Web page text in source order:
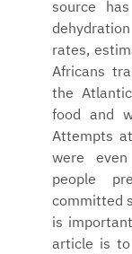
source
rates,
Africans
the
food and
Attempts
were
people
committed
is
article is to